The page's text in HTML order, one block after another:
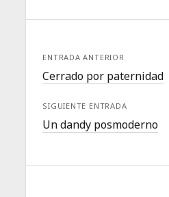
ENTRADA ANTERIOR
Cerrado por paternidad
SIGUIENTE ENTRADA
Un dandy posmoderno